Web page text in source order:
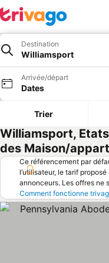
Destination
Williamsport
Arrivée/départ
Dates
Trier
Williamsport,
des Maison/
Ce référencement par
l’utilisateur, le tarif
annonceurs. Les offres ne
Comment fonctionne